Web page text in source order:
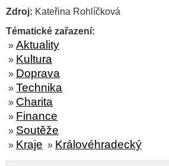
Zdroj: Kateřina Rohlíčková
Tématické zařazení:
» Aktuality
» Kultura
» Doprava
» Technika
» Charita
» Finance
» Soutěže
» Kraje » Královéhradecký